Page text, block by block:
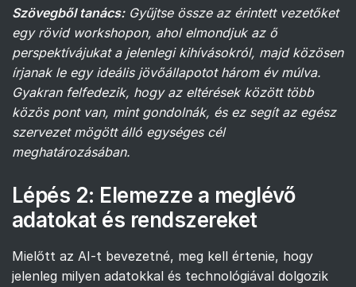
Szövegből tanács: Gyűjtse össze az érintett vezetőket
egy rövid workshopon, ahol elmondjuk az ő
perspektívájukat a jelenlegi kihívásokról, majd közösen
írjanak le egy ideális jövőállapotot három év múlva.
Gyakran felfedezik, hogy az eltérések között több
közös pont van, mint gondolnák, és ez segít az egész
szervezet mögött álló egységes cél
meghatározásában.
Lépés 2: Elemezze a meglévő
adatokat és rendszereket
Mielőtt az AI-t bevezetné, meg kell értenie, hogy
jelenleg milyen adatokkal és technológiával dolgozik